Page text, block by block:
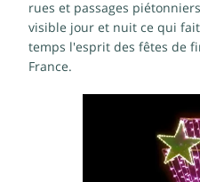
rues et passages
visible jour et nuit ce qui
temps l'esprit des fêtes de
France.